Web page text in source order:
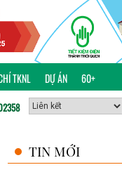
TKNL DỰ ÁN 60+
TIN MỚI